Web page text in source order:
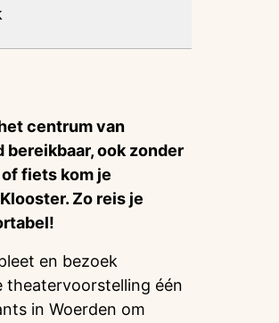
centrum van
bereikbaar, ook zonder
fiets kom je
Zo reis je
en bezoek
theatervoorstelling één
in Woerden om